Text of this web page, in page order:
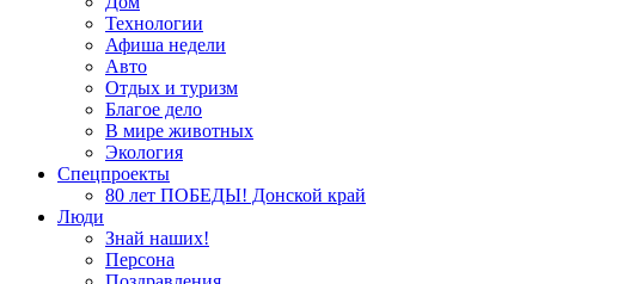
Технологии
Афиша недели
Авто
Отдых и туризм
Благое дело
В мире животных
Экология
Спецпроекты
80 лет ПОБЕДЫ! Донской край
Люди
Знай наших!
Персона